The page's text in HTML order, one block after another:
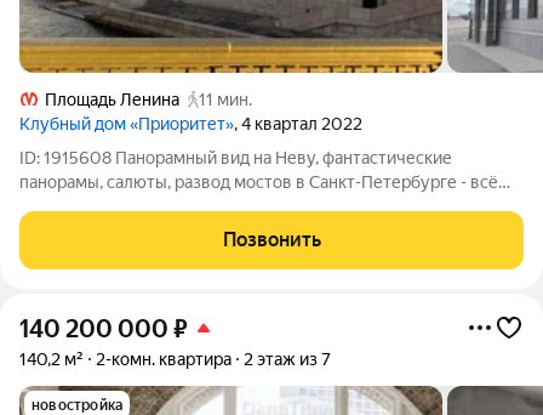
Площадь Ленина
11 мин.
Клубный дом «Приоритет», 4 квартал 2022
ID: 1915608 Панорамный вид на Неву, фантастические
панорамы, салюты, развод мостов в Санкт-Петербурге - всё
набережной! Эксклюзивность предложения: - из квартиры
прямой вид на акваторию Невы,
Позвонить
140 200 000 ₽
140,2 м² 2-комн. квартира 2 этаж из 7
новостройка